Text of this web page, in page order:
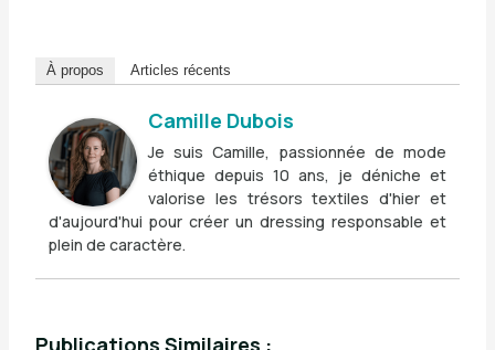
À propos Articles récents
Camille Dubois
Je suis Camille, passionnée de mode
éthique depuis 10 ans, je déniche et
valorise les trésors textiles d'hier et
d'aujourd'hui pour créer un dressing responsable et
plein de caractère.